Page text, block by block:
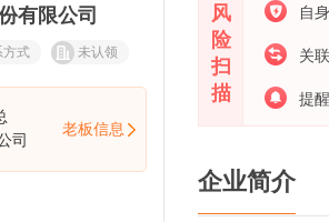
有限公司
方式 未认领
司
老板信息
风
险
扫
描
自
关
提
企业简介